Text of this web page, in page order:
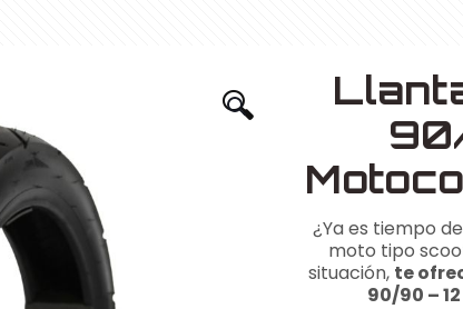
🔍
¿Ya es tiempo
moto tipo
situación, te
90/90 –